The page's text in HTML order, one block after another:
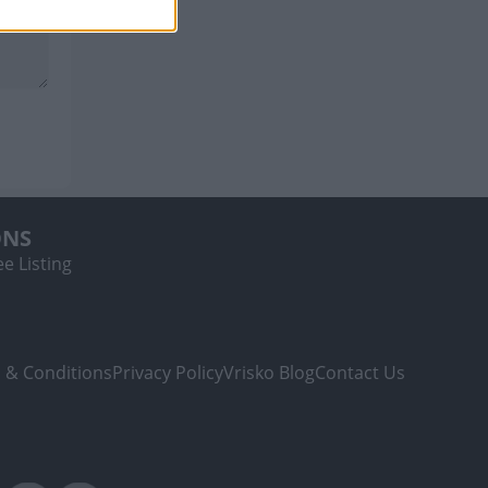
Listing
& ConditionsPrivacy PolicyVrisko BlogContact Us